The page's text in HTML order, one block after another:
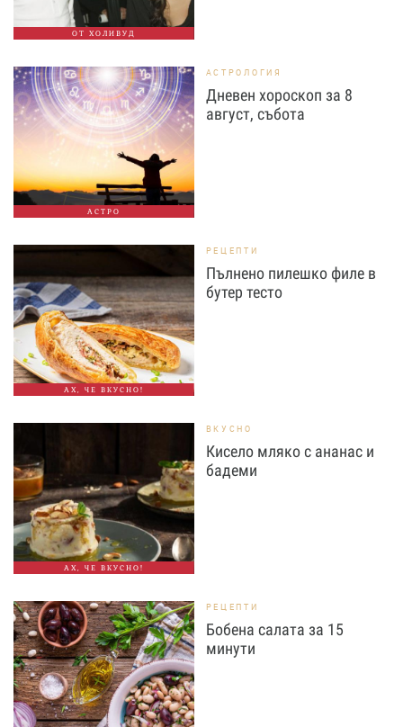
ОТ ХОЛИВУД
АСТРО
АСТРОЛОГИЯ
Дневен хороскоп за 8
август, събота
АХ, ЧЕ ВКУСНО!
РЕЦЕПТИ
Пълнено пилешко филе в
бутер тесто
АХ, ЧЕ ВКУСНО!
ВКУСНО
Кисело мляко с ананас и
бадеми
РЕЦЕПТИ
Бобена салата за 15
минути